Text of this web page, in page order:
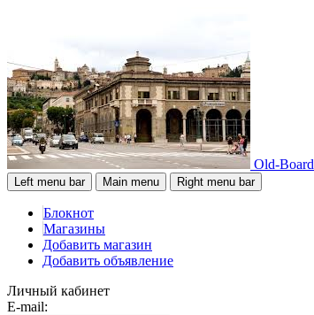
Old-Board
Left menu bar Main menu Right menu bar
Блокнот
Магазины
Добавить магазин
Добавить объявление
Личный кабинет
E-mail: